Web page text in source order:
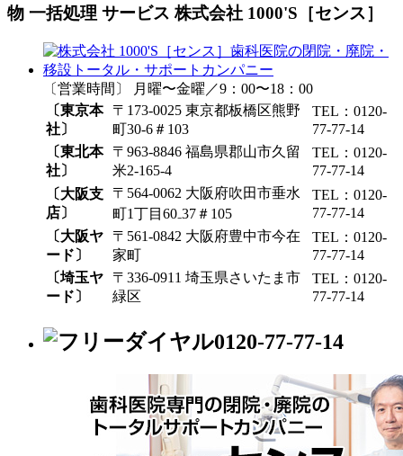
物 一括処理 サービス 株式会社 1000'S［センス］
〔営業時間〕 月曜〜金曜／9：00〜18：00
〔東京本
社〕
〒173-0025 東京都板橋区熊野
町30-6＃103
TEL：0120-
77-77-14
〔東北本
社〕
〒963-8846 福島県郡山市久留
米2-165-4
TEL：0120-
77-77-14
〔大阪支
店〕
〒564-0062 大阪府吹田市垂水
町1丁目60₋37＃105
TEL：0120-
77-77-14
〔大阪ヤ
ード〕
〒561-0842 大阪府豊中市今在
家町
TEL：0120-
77-77-14
〔埼玉ヤ
ード〕
〒336-0911 埼玉県さいたま市
緑区
TEL：0120-
77-77-14
0120-77-77-14